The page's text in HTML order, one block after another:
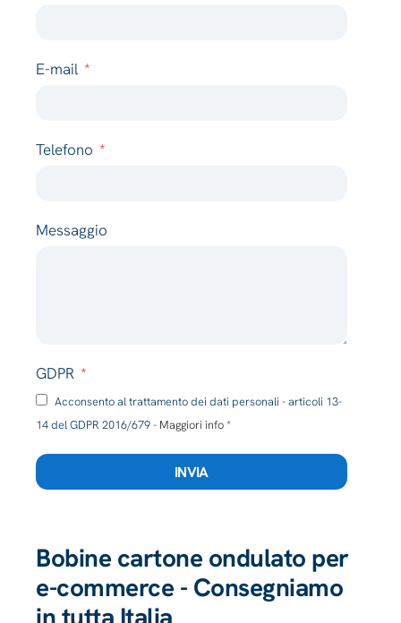
E-mail
Telefono
Messaggio
GDPR
Acconsento al trattamento dei dati personali - articoli 13-
14 del GDPR 2016/679 - Maggiori info*
INVIA
Bobine cartone ondulato per
e-commerce - Consegniamo